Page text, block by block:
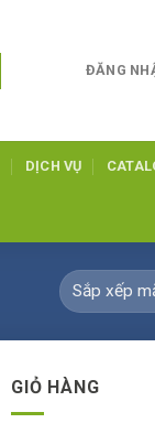
ĐĂNG
DỊCH VỤ
GIỎ HÀNG